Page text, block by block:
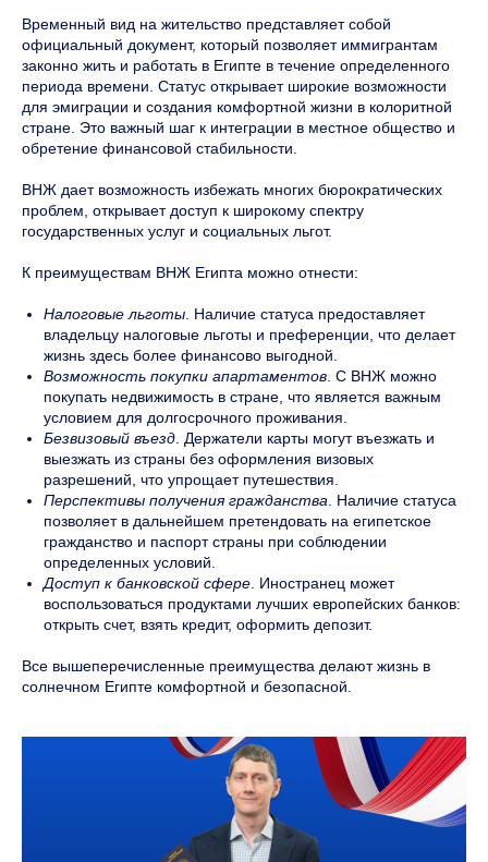
Временный вид на жительство представляет собой
официальный документ, который позволяет иммигрантам
законно жить и работать в Египте в течение определенного
периода времени. Статус открывает широкие возможности
для эмиграции и создания комфортной жизни в колоритной
стране. Это важный шаг к интеграции в местное общество и
обретение финансовой стабильности.
ВНЖ дает возможность избежать многих бюрократических
проблем, открывает доступ к широкому спектру
государственных услуг и социальных льгот.
К преимуществам ВНЖ Египта можно отнести:
Налоговые льготы . Наличие статуса предоставляет
владельцу налоговые льготы и преференции, что делает
жизнь здесь более финансово выгодной.
Возможность покупки апартаментов . С ВНЖ можно
покупать недвижимость в стране, что является важным
условием для долгосрочного проживания.
Безвизовый въезд . Держатели карты могут въезжать и
выезжать из страны без оформления визовых
разрешений, что упрощает путешествия.
Перспективы получения гражданства . Наличие статуса
позволяет в дальнейшем претендовать на египетское
гражданство и паспорт страны при соблюдении
определенных условий.
Доступ к банковской сфере . Иностранец может
воспользоваться продуктами лучших европейских банков:
открыть счет, взять кредит, оформить депозит.
Все вышеперечисленные преимущества делают жизнь в
солнечном Египте комфортной и безопасной.